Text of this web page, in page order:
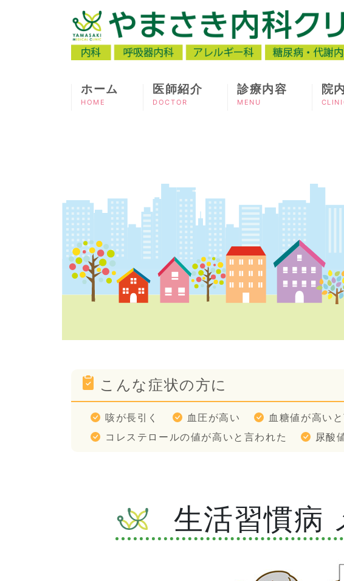
ホーム
HOME
医師紹介
DOCTOR
診療内容
MENU
院
こんな症状の方に
咳が長引く 血圧が高い 血糖値が高い
コレステロールの値が高いと言われた
尿酸
生活習慣病